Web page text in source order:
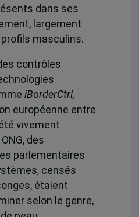
dans ses
largement
masculins.
contrôles
iBorderCtrl,
européenne entre
vivement
des
parlementaires
censés
étaient
selon le genre,